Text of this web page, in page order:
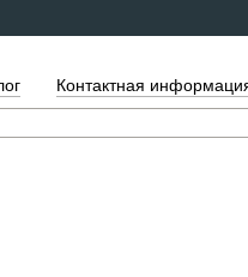
Контактная